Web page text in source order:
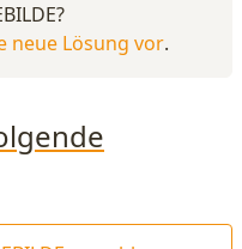
neue Lösung vor.